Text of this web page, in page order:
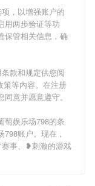
，以增强账户的
用两步验证等功
保管相关信息，确
款和规定供您阅
等内容。在注册
意并愿意遵守。
萄娱乐场798的条
账户。现在，
赛事、❥刺激的游戏